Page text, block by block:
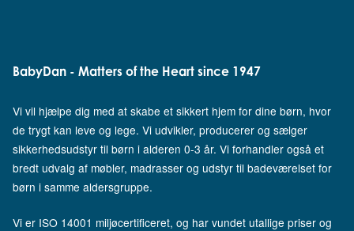
BabyDan - Matters of the Heart since 1947
Vi vil hjælpe dig med at skabe et sikkert hjem for dine børn, hvor
de trygt kan leve og lege. Vi udvikler, producerer og sælger
sikkerhedsudstyr til børn i alderen 0-3 år. Vi forhandler også et
bredt udvalg af møbler, madrasser og udstyr til badeværelset for
børn i samme aldersgruppe.
Vi er ISO 14001 miljøcertificeret, og har vundet utallige priser og